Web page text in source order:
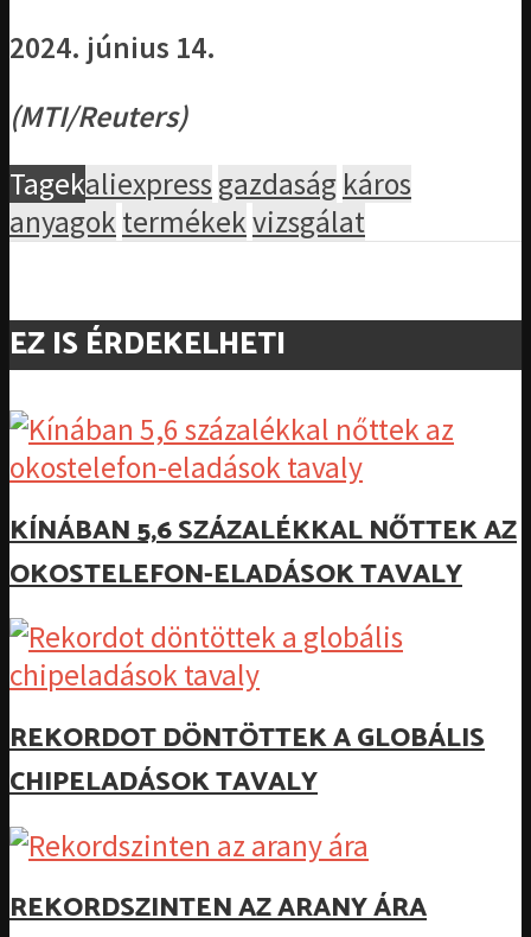
2024. június 14.
(MTI/Reuters)
Tagekaliexpress gazdaság káros
anyagoktermékekvizsgálat
EZ IS ÉRDEKELHETI
KÍNÁBAN 5,6 SZÁZALÉKKAL NŐTTEK AZ
OKOSTELEFON-ELADÁSOK TAVALY
REKORDOT DÖNTÖTTEK A GLOBÁLIS
CHIPELADÁSOK TAVALY
REKORDSZINTEN AZ ARANY ÁRA